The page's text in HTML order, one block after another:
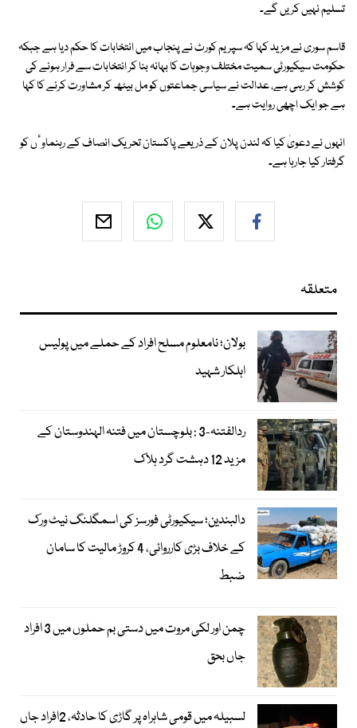
تسلیم نہیں کریں گے۔
قاسم سوری نے مزید کہا کہ سپریم کورٹ نے پنجاب میں انتخابات کا حکم دیا ہے جبکہ
حکومت سیکیورٹی سمیت مختلف وجوہات کا بہانہ بنا کر انتخابات سے فرار ہونے کی
کوشش کر رہی ہے، عدالت نے سیاسی جماعتوں کو مل بیٹھ کر مشاورت کرنے کا کہا
ہے جو ایک اچھی روایت ہے۔
انہوں نے دعویٰ کیا کہ لندن پلان کے ذریعے پاکستان تحریک انصاف کے رہنماوٴں کو
گرفتار کیا جارہا ہے۔
متعلقہ
بولان؛ نامعلوم مسلح افراد کے حملے میں پولیس
اہلکار شہید
ردالفتنہ-3 : بلوچستان میں فتنہ الہندوستان کے
مزید 12 دہشت گرد ہلاک
دالبندین؛ سیکیورٹی فورسز کی اسمگلنگ نیٹ ورک
کے خلاف بڑی کارروائی، 4 کروڑ مالیت کا سامان
ضبط
چمن اور لکی مروت میں دستی بم حملوں میں 3 افراد
جاں بحق
لسبیلہ میں قومی شاہراہ پر گاڑی کا حادثہ، 2افراد جاں